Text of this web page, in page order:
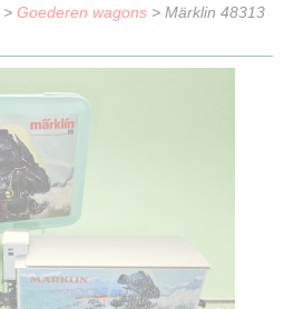
> Goederen wagons > Märklin 48313